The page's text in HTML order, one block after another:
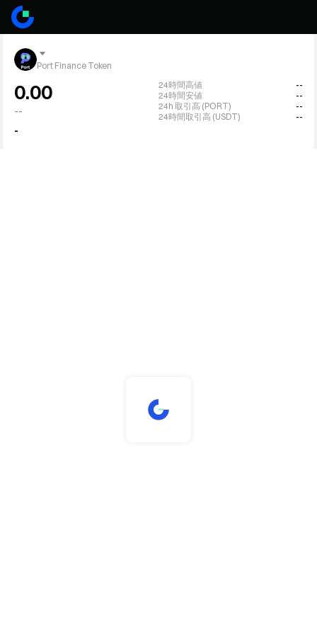
Port Finance Token
0.00
--
-
24時間高値
--
24時間安値
--
24h 取引高 (PORT)
--
24時間取引高 (USDT)
--